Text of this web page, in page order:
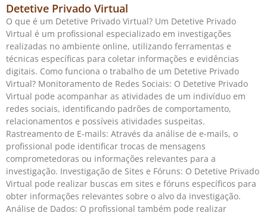
Detetive Privado Virtual
O que é um Detetive Privado Virtual? Um Detetive Privado
Virtual é um profissional especializado em investigações
realizadas no ambiente online, utilizando ferramentas e
técnicas específicas para coletar informações e evidências
digitais. Como funciona o trabalho de um Detetive Privado
Virtual? Monitoramento de Redes Sociais: O Detetive Privado
Virtual pode acompanhar as atividades de um indivíduo em
redes sociais, identificando padrões de comportamento,
relacionamentos e possíveis atividades suspeitas.
Rastreamento de E-mails: Através da análise de e-mails, o
profissional pode identificar trocas de mensagens
comprometedoras ou informações relevantes para a
investigação. Investigação de Sites e Fóruns: O Detetive Privado
Virtual pode realizar buscas em sites e fóruns específicos para
obter informações relevantes sobre o alvo da investigação.
Análise de Dados: O profissional também pode realizar